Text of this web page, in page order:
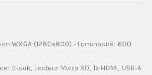
WXGA (1280x800) - Luminosité: 600
D-sub, Lecteur Micro SD, 1x HDMI, USB-A